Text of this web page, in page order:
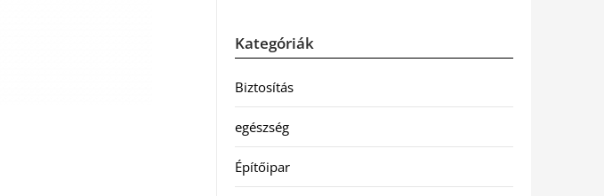
Kategóriák
Biztosítás
egészség
Építőipar